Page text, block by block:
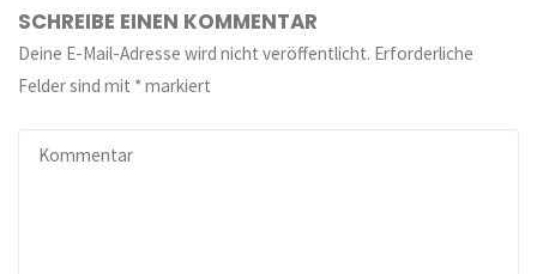
SCHREIBE EINEN KOMMENTAR
Deine E-Mail-Adresse wird nicht veröffentlicht. Erforderliche
Felder sind mit *markiert